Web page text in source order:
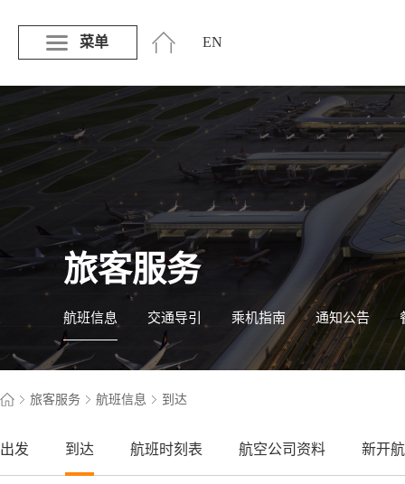
菜单 EN
旅客服务
航班信息 交通导引 乘机指南 通知公告
旅客服务 航班信息 到达
出发 到达 航班时刻表 航空公司资料 新开